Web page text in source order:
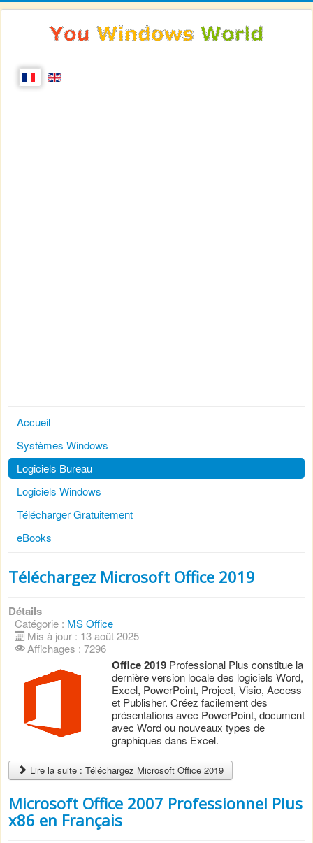
Accueil
Systèmes Windows
Logiciels Bureau
Logiciels Windows
Télécharger Gratuitement
eBooks
Téléchargez Microsoft Office 2019
Détails
Catégorie : MS Office
Mis à jour : 13 août 2025
Affichages : 7296
Office 2019 Professional Plus constitue la
dernière version locale des logiciels Word,
Excel, PowerPoint, Project, Visio, Access
et Publisher. Créez facilement des
présentations avec PowerPoint, document
avec Word ou nouveaux types de
graphiques dans Excel.
Lire la suite : Téléchargez Microsoft Office 2019
Microsoft Office 2007 Professionnel Plus
x86 en Français